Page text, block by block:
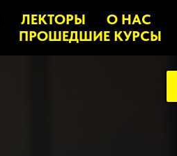
ЛЕКТОРЫ
О НАС
ПРОШЕДШИЕ КУРСЫ